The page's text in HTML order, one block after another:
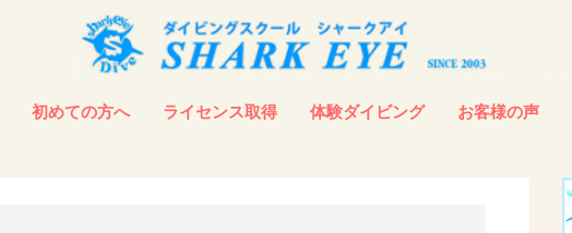
初めての方へ ライセンス取得 体験ダイビング お客様の声